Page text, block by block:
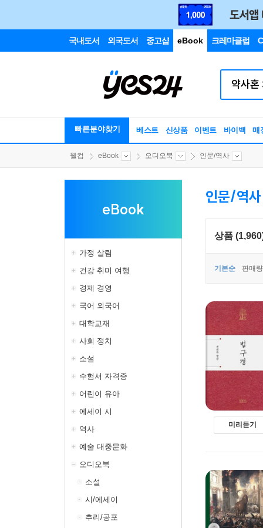
국내도서 외국도서 중고샵 eBook 크레마클럽
빠른분야찾기 베스트 신상품 이벤트 바이백 매
웰컴 eBook 오디오북 인문/역사
eBook
가정 살림
건강 취미 여행
경제 경영
국어 외국어
대학교재
사회 정치
소설
수험서 자격증
어린이 유아
에세이 시
역사
예술 대중문화
오디오북
소설
시/에세이
추리/공포
인문/역사
상품
기본순 판매
미리듣기